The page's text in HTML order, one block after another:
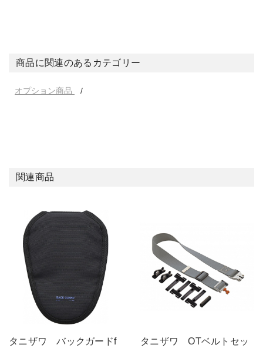
商品に関連のあるカテゴリー
オプション商品
関連商品
タニザワ バックガードf
タニザワ OTベルトセッ